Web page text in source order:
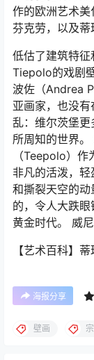
作的欧洲艺术美
芬克劳，以及蒂
低估了建筑特征
Tiepolo的戏剧
波佐（Andrea
亚画家，也没有
乱：维尔茨堡
所周知的世界
（Teepolo）
非凡的活泼，
和撕裂天空的
的，令人大跌
黄金时代。 威尼
【艺术百科】
海报分享
壁画